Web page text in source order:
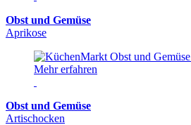
Obst und Gemüse
Aprikose
Mehr erfahren
Obst und Gemüse
Artischocken